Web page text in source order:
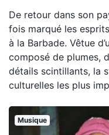
De retour dans son
fois marqué les
à la Barbade. Vêtue
composé de plumes,
détails scintillants, la
culturelles les plus
Musique